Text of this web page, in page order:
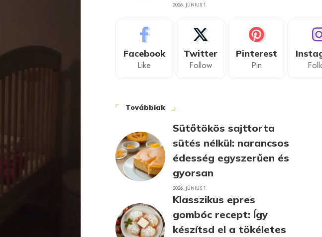
2026. JÚNIUS 1.
Facebook
Like
Twitter
Follow
Pinterest
Pin
Továbbiak
Sütőtökös sajttorta
sütés nélkül: narancsos
édesség egyszerűen és
gyorsan
2026. JÚNIUS 1.
Klasszikus epres
gombóc recept: Így
készítsd el a tökéletes